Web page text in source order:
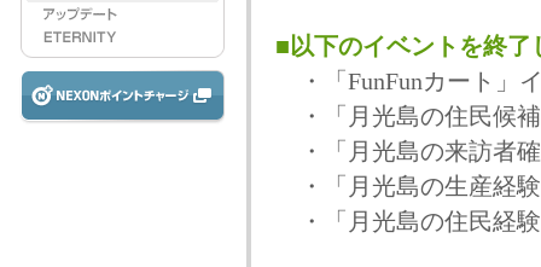
■以下のイベントを終了
・「FunFunカート」
・「月光島の住民候
・「月光島の来訪者
・「月光島の生産経
・「月光島の住民経